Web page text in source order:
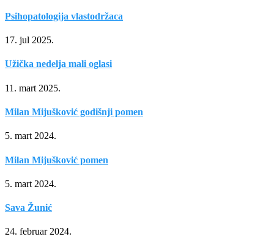
Psihopatologija vlastodržaca
17. jul 2025.
Užička nedelja mali oglasi
11. mart 2025.
Milan Mijušković godišnji pomen
5. mart 2024.
Milan Mijušković pomen
5. mart 2024.
Sava Žunić
24. februar 2024.